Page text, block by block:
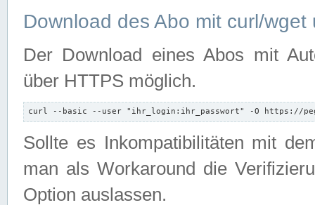
Download des Abo mit curl/
Der Download eines Abos mit
über HTTPS möglich.
curl --basic --user "ihr_login:ihr_passwort" -O https://
Sollte es Inkompatibilitäten mit
man als Workaround die
Option auslassen.